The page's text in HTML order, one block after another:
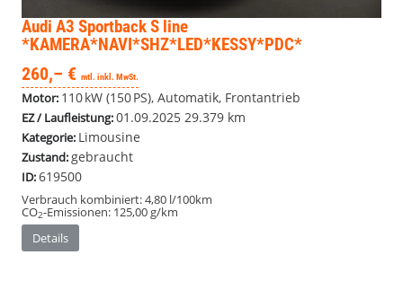
Audi A3 SportbackS line
*KAMERA*NAVI*SHZ*LED*KESSY*PDC*
260,– € mtl. inkl. MwSt.
Motor: 110 kW (150 PS), Automatik, Frontantrieb
EZ / Laufleistung:01.09.2025 29.379 km
Kategorie: Limousine
Zustand: gebraucht
ID:619500
Verbrauch kombiniert:4,80 l/100km
CO2-Emissionen: 125,00 g/km
Details